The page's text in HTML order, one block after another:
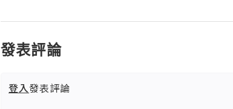
發表評論
登入發表評論